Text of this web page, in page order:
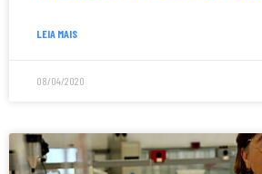
LEIA MAIS
08/04/2020